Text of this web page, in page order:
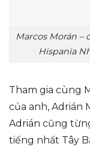
Marcos Morán –
Hispania
Tham gia cùng
của anh, Adrián
Adrián cũng
tiếng nhất Tây